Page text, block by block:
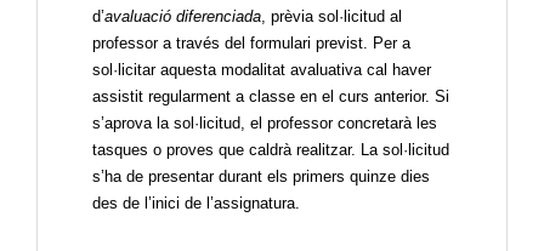
d’avaluació diferenciada , prèvia sol·licitud al
professor a través del formulari previst. Per a
sol·licitar aquesta modalitat avaluativa cal haver
assistit regularment a classe en el curs anterior. Si
s’aprova la sol·licitud, el professor concretarà les
tasques o proves que caldrà realitzar. La sol·licitud
s’ha de presentar durant els primers quinze dies
des de l’inici de l’assignatura.